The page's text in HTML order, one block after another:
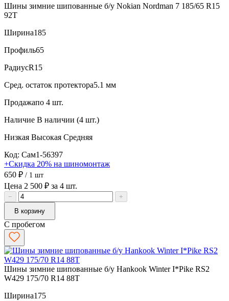
Шины зимние шипованные б/у Nokian Nordman 7 185/65 R15
92T
Ширина185
Профиль65
РадиусR15
Сред. остаток протектора5.1 мм
Продажапо 4 шт.
Наличие В наличии (4 шт.)
Низкая Высокая Средняя
Код: Сам1-56397
+Скидка 20% на шиномонтаж
650 ₽ / 1 шт
Цена 2 500 ₽ за 4 шт.
−
+
В корзину
С пробегом
Шины зимние шипованные б/у Hankook Winter I*Pike RS2
W429 175/70 R14 88T
Ширина175